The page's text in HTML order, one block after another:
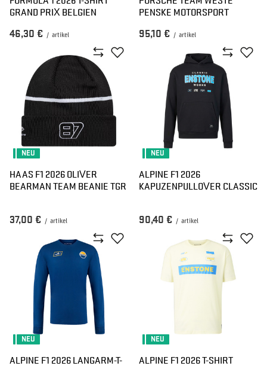
GRAND PRIX BELGIEN
46,30 € / artikel
PENSKE MOTORSPORT
95,10 € / artikel
NEU
HAAS F1 2026 OLIVER
BEARMAN TEAM BEANIE TGR
37,00 € / artikel
NEU
ALPINE F1 2026
KAPUZENPULLOVER CLASSIC
90,40 € / artikel
NEU
ALPINE F1 2026 LANGARM-T-
NEU
ALPINE F1 2026 T-SHIRT